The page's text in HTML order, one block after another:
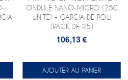
ONDULÉ NANO-MICRO (250
UNITÉ) - GARCIA DE POU
(PACK DE 25)
106,13 €
AJOUTER AU PANIER